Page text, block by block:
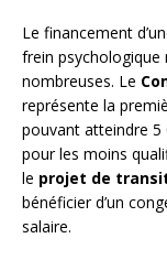
Le financement
frein
nombreuses. Le
représente la
pouvant atteindre 5
pour les moins
le projet de
bénéficier d’un
salaire.